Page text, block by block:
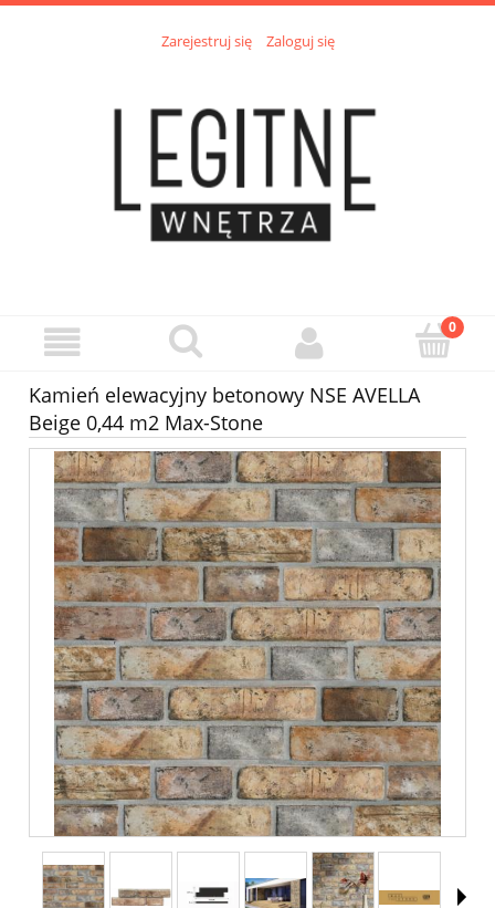
Zarejestruj się Zaloguj się
Kamień elewacyjny betonowy NSE AVELLA
Beige 0,44 m2 Max-Stone